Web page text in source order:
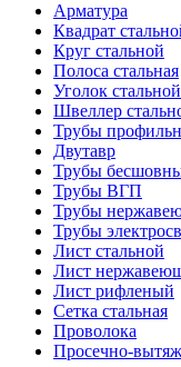
Арматура
Квадрат
Круг стальной
Полоса стальная
Уголок стальной
Швеллер
Трубы
Двутавр
Трубы
Трубы ВГП
Трубы
Трубы
Лист стальной
Лист
Лист рифленый
Сетка стальная
Проволока
Просечно-